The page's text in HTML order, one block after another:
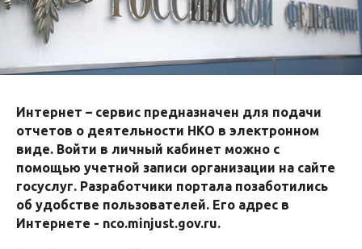
Интернет – сервис предназначен для подачи
отчетов о деятельности НКО в электронном
виде. Войти в личный кабинет можно с
помощью учетной записи организации на сайте
госуслуг. Разработчики портала позаботились
об удобстве пользователей. Его адрес в
Интернете - nco.minjust.gov.ru.